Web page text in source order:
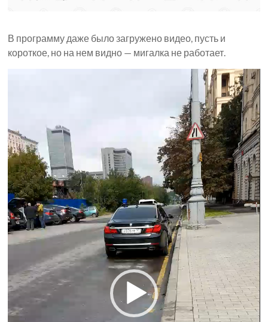
В программу даже было загружено видео, пусть и
короткое, но на нем видно — мигалка не работает.